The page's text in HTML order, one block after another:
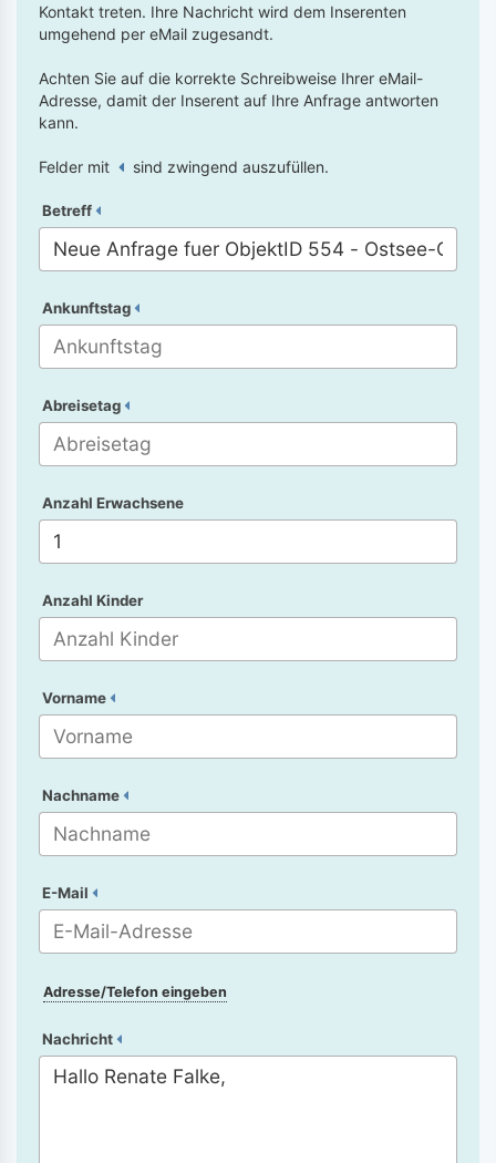
Kontakt treten. Ihre Nachricht wird dem Inserenten
umgehend per eMail zugesandt.
Achten Sie auf die korrekte Schreibweise Ihrer eMail-
Adresse, damit der Inserent auf Ihre Anfrage antworten
kann.
Felder mit sind zwingend auszufüllen.
Betreff
Ankunftstag
Abreisetag
Anzahl Erwachsene
Anzahl Kinder
Vorname
Nachname
E-Mail
Adresse/Telefon eingeben
Nachricht